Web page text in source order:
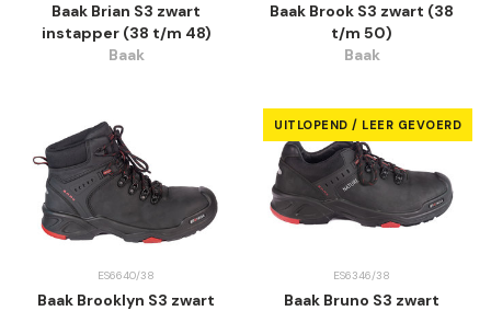
Baak Brian S3 zwart
instapper (38 t/m 48)
Baak
Baak Brook S3 zwart (38
t/m 50)
Baak
ES6640/38
Baak Brooklyn S3 zwart
UITLOPEND / LEER GEVOERD
ES6346/38
Baak Bruno S3 zwart